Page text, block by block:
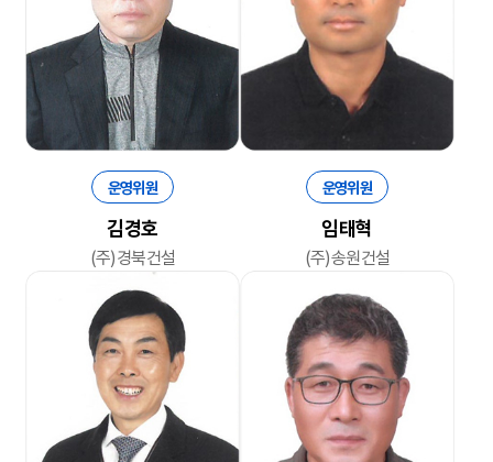
운영위원
김경호
(주)경북건설
운영위원
임태혁
(주)송원건설